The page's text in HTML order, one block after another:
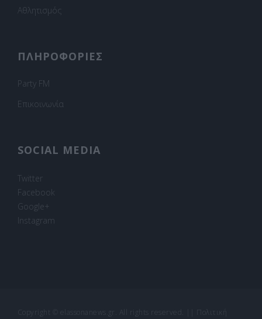
Αθλητισμός
ΠΛΗΡΟΦΟΡΙΕΣ
Party FM
Επικοινωνία
SOCIAL MEDIA
Twitter
Facebook
Google+
Instagram
Copyright © elassonanews.gr. All rights reserved. Πολιτική